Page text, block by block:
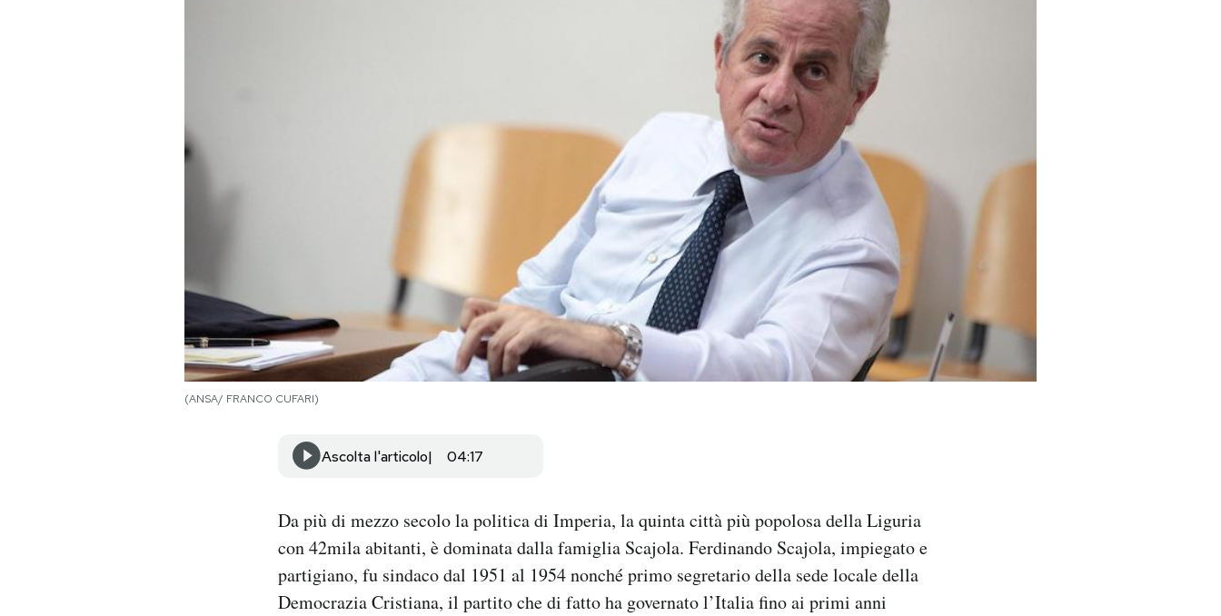
(ANSA/ FRANCO CUFARI)
Ascolta l'articolo 04:17
Da più di mezzo secolo la politica di Imperia, la quinta città più popolosa della Liguria
con 42mila abitanti, è dominata dalla famiglia Scajola. Ferdinando Scajola, impiegato e
partigiano, fu sindaco dal 1951 al 1954 nonché primo segretario della sede locale della
Democrazia Cristiana, il partito che di fatto ha governato l’Italia fino ai primi anni